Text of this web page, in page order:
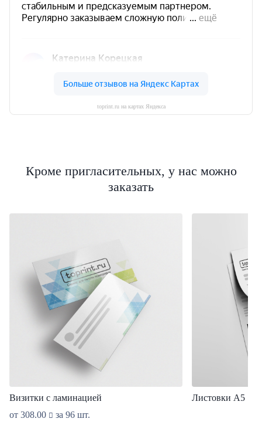
toprint.ru на картах Яндекса
Кроме пригласительных, у нас можно
заказать
Визитки с ламинацией
от 308.00
за 96 шт.
Листовки А5